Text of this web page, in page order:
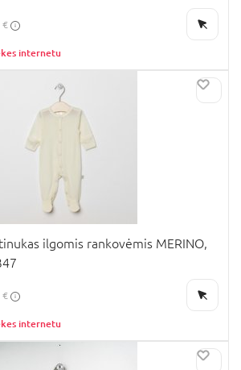
€
internetu
ilgomis rankovėmis MERINO,
€
internetu